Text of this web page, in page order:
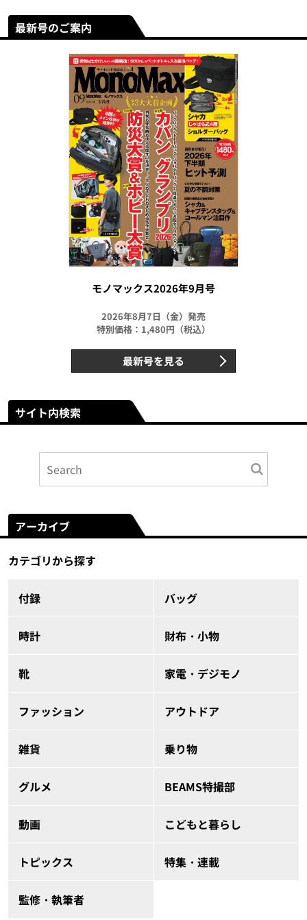
最新号のご案内
モノマックス2026年9月号
2026年8月7日（金）発売
特別価格：1,480円（税込）
最新号を見る
サイト内検索
アーカイブ
カテゴリから探す
付録 バッグ
時計 財布・小物
靴 家電・デジモノ
ファッション アウトドア
雑貨 乗り物
グルメ BEAMS特撮部
動画 こどもと暮らし
トピックス 特集・連載
監修・執筆者